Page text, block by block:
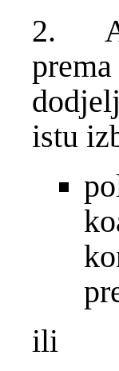
2.
istu
ili